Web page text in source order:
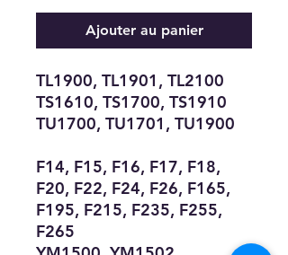
Ajouter au panier
TL1900, TL1901, TL2100
TS1610, TS1700, TS1910
TU1700, TU1701, TU1900
F14, F15, F16, F17, F18,
F20, F22, F24, F26, F165,
F195, F215, F235, F255,
F265